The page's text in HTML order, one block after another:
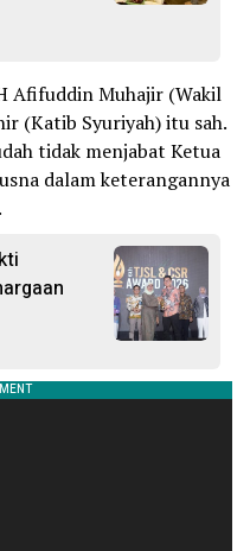
Afifuddin Muhajir (Wakil
(Katib Syuriyah) itu sah.
tidak menjabat Ketua
dalam keterangannya